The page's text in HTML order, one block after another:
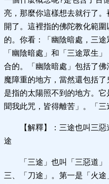
亮，那麼你這樣想去就行了
開了。這裡指的佛陀教化範
的。你看：「幽陰暗處，三途
「幽陰暗處」和「三途眾生
合的。「幽陰暗處」包括了
魔障重的地方，當然還包括
是指的太陽照不到的地方。它
聞我此咒，皆得離苦」。「
【解釋】：三途也叫三
途
「三途」也叫「三惡道
三、「刀途」。第一是「火